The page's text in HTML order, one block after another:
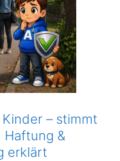
– stimmt
Haftung &
erklärt